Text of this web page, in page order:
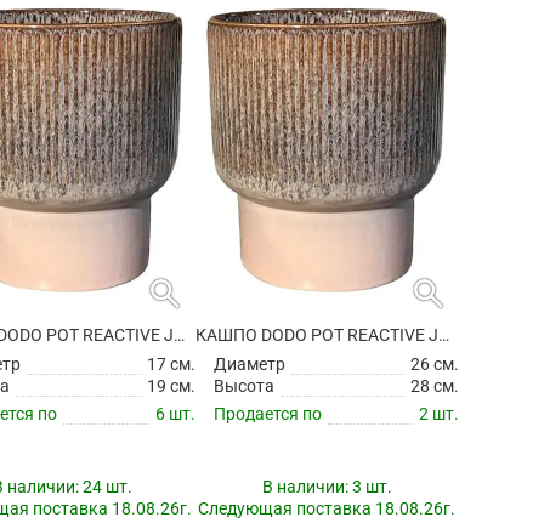
search
КАШПО DODO POT REACTIVE JADE BROWN
17 см.
19 см.
по
6 шт.
наличии:24 шт.
поставка 18.08.26г.
search
КАШПО DODO POT REACTIVE JADE BROWN
Диаметр
26 см.
Высота
28 см.
Продается по
2 шт.
В наличии:3 шт.
Следующая поставка 18.08.26г.